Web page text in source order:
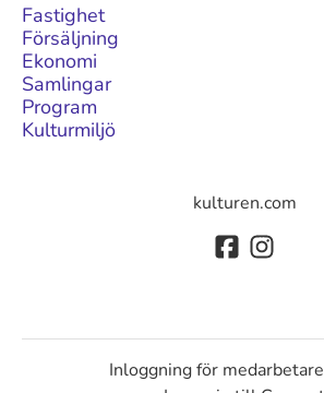
Fastighet
Försäljning
Ekonomi
Samlingar
Program
Kulturmiljö
kulturen.com
Inloggning för medarbetare